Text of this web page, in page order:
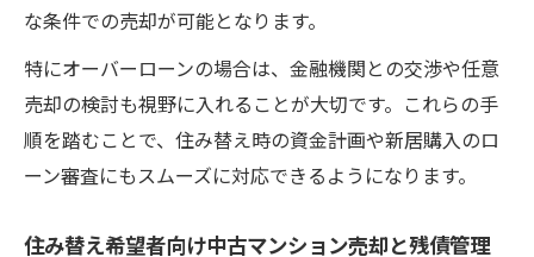
な条件での売却が可能となります。
特にオーバーローンの場合は、金融機関との交渉や任意
売却の検討も視野に入れることが大切です。これらの手
順を踏むことで、住み替え時の資金計画や新居購入のロ
ーン審査にもスムーズに対応できるようになります。
住み替え希望者向け中古マンション売却と残債管理